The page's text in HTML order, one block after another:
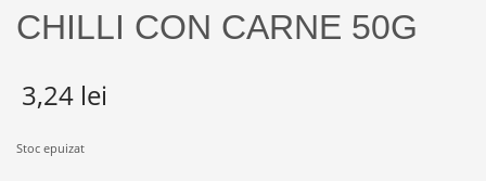
CHILLI CON CARNE 50G
3,24 lei
Stoc epuizat